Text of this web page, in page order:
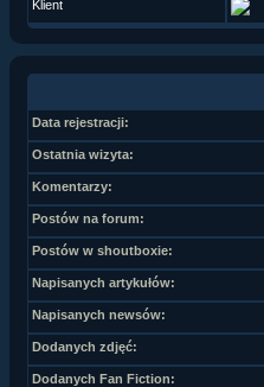
Klient
Data rejestracji:
Ostatnia wizyta:
Komentarzy:
Postów na forum:
Postów w shoutboxie:
Napisanych artykułów:
Napisanych newsów:
Dodanych zdjęć:
Dodanych Fan Fiction: